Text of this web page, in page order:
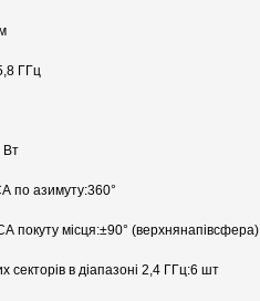
ГГц
Вт
по азимуту:360°
покуту місця:±90° (верхнянапівсфера)
секторів в діапазоні 2,4 ГГц:6 шт